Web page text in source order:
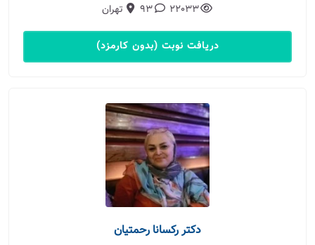
22033
93 تهران
دریافت نوبت (بدون کارمزد)
دکتر رکسانا رحمتیان